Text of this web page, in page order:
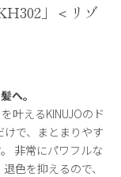
」＜リゾ
へ。
叶えるKINUJOのド
けで、まとまりやす
非常にパワフルな
色を抑えるので、